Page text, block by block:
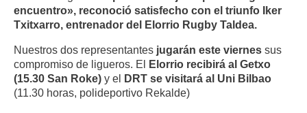
encuentro», reconoció satisfecho con el triunfo Iker
Txitxarro, entrenador del Elorrio Rugby Taldea.
Nuestros dos representantes jugarán este viernes sus
compromiso de ligueros. El Elorrio recibirá al Getxo
(15.30 San Roke) y el DRT se visitará al Uni Bilbao
(11.30 horas, polideportivo Rekalde)